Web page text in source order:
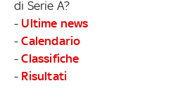
di Serie A?
- Ultime news
-Calendario
-Classifiche
- Risultati